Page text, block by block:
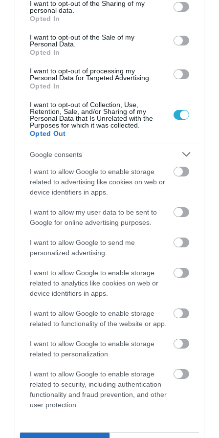
not limited to your visit or usage behaviour. You may click to
grant or deny consent to Google and its third-party tags to
use your data for below specified purposes in below Google
consent section.
I want to opt-out of the Sharing of my
personal data.
Opted In
I want to opt-out of the Sale of my
Personal Data.
Opted In
I want to opt-out of processing my
Personal Data for Targeted Advertising.
Opted In
I want to opt-out of Collection, Use,
Retention, Sale, and/or Sharing of my
Personal Data that Is Unrelated with the
Purposes for which it was collected.
Opted Out
Google consents
I want to allow Google to enable storage
related to advertising like cookies on web or
device identifiers in apps.
I want to allow my user data to be sent to
Google for online advertising purposes.
I want to allow Google to send me
personalized advertising.
I want to allow Google to enable storage
related to analytics like cookies on web or
device identifiers in apps.
I want to allow Google to enable storage
related to functionality of the website or app.
I want to allow Google to enable storage
related to personalization.
I want to allow Google to enable storage
related to security, including authentication
functionality and fraud prevention, and other
user protection.
07.08.2026 15:11
Αυτά είναι τα φρούτα και τα
λαχανικά του Αυγούστου: Οι
εποχικές επιλογές που πρέπει να
βάλετε στο τραπέζι σας
Σύκα, δαμάσκηνα, φραγκόσυκα, ντομάτες και βασιλικός πρωταγωνιστούν τον τελευταίο μήνα του
07.08.2026 15:10
Επιστήμονες δημιούργησαν για
πρώτη φορά 16 τεχνητούς ιούς με